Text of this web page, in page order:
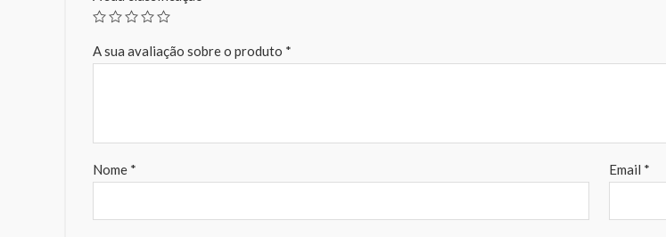
A sua avaliação sobre o produto *
Nome * Email *